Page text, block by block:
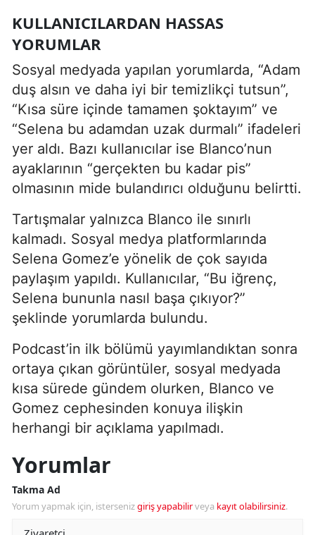
KULLANICILARDAN HASSAS
YORUMLAR
Sosyal medyada yapılan yorumlarda, “Adam
duş alsın ve daha iyi bir temizlikçi tutsun”,
“Kısa süre içinde tamamen şoktayım” ve
“Selena bu adamdan uzak durmalı” ifadeleri
yer aldı. Bazı kullanıcılar ise Blanco’nun
ayaklarının “gerçekten bu kadar pis”
olmasının mide bulandırıcı olduğunu belirtti.
Tartışmalar yalnızca Blanco ile sınırlı
kalmadı. Sosyal medya platformlarında
Selena Gomez’e yönelik de çok sayıda
paylaşım yapıldı. Kullanıcılar, “Bu iğrenç,
Selena bununla nasıl başa çıkıyor?”
şeklinde yorumlarda bulundu.
Podcast’in ilk bölümü yayımlandıktan sonra
ortaya çıkan görüntüler, sosyal medyada
kısa sürede gündem olurken, Blanco ve
Gomez cephesinden konuya ilişkin
herhangi bir açıklama yapılmadı.
Yorumlar
Takma Ad
Yorum yapmak için, istersenizgiriş yapabilirveya kayıt olabilirsiniz.